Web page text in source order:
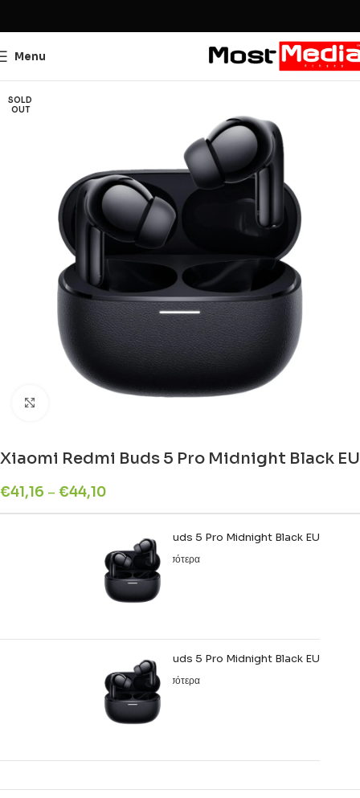
Menu
SOLD
OUT
Xiaomi Redmi Buds 5 Pro Midnight Black EU
€41,16 – €44,10
Xiaomi Redmi Buds 5 Pro Midnight Black EU
Διαβάστε περισσότερα
44,10
Εξαντλημένο
Xiaomi Redmi Buds 5 Pro Midnight Black EU
Διαβάστε περισσότερα
41,16
Εξαντλημένο